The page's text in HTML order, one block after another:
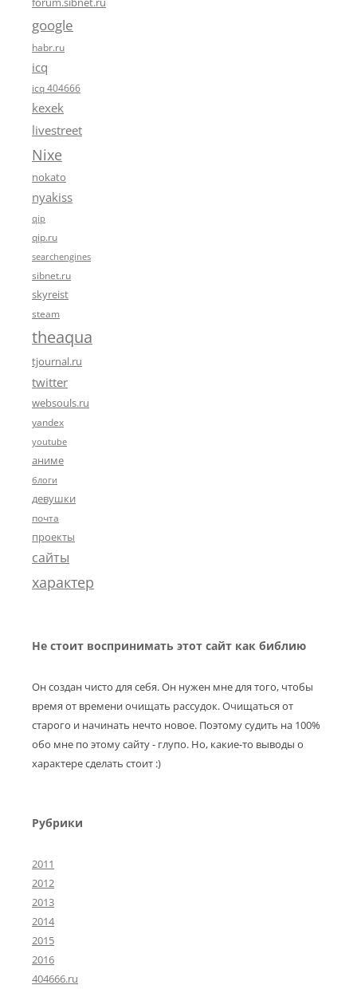
google
habr.ru
icq
icq 404666
kexek
livestreet
Nixe
nokato
nyakiss
qip
qip.ru
searchengines
sibnet.ru
skyreist
steam
theaqua
tjournal.ru
twitter
websouls.ru
yandex
youtube
аниме
блоги
девушки
почта
проекты
сайты
характер
Не стоит воспринимать этот сайт как библию
Он создан чисто для себя. Он нужен мне для того, чтобы
время от времени очищать рассудок. Очищаться от
старого и начинать нечто новое. Поэтому судить на 100%
обо мне по этому сайту - глупо. Но, какие-то выводы о
характере сделать стоит :)
Рубрики
2011
2012
2013
2014
2015
2016
404666.ru